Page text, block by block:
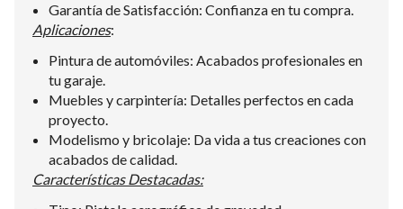
Garantía de Satisfacción: Confianza en tu compra.
Aplicaciones:
Pintura de automóviles: Acabados profesionales en
tu garaje.
Muebles y carpintería: Detalles perfectos en cada
proyecto.
Modelismo y bricolaje: Da vida a tus creaciones con
acabados de calidad.
Características Destacadas: